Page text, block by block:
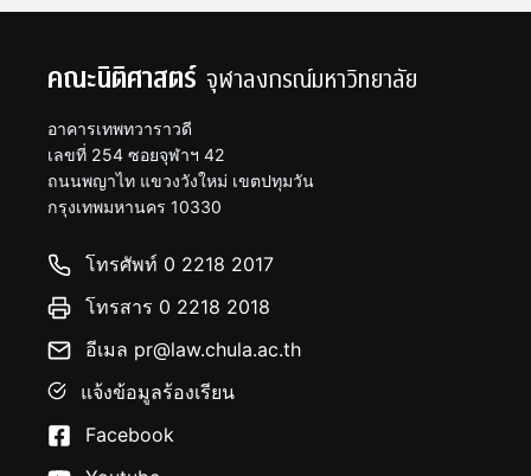
คณะนิติศาสตร์ จุฬาลงกรณ์มหาวิทยาลัย
อาคารเทพทวาราวดี
เลขที่ 254 ซอยจุฬาฯ 42
ถนนพญาไท แขวงวังใหม่ เขตปทุมวัน
กรุงเทพมหานคร 10330
โทรศัพท์ 0 2218 2017
โทรสาร 0 2218 2018
อีเมล pr@law.chula.ac.th
แจ้งข้อมูลร้องเรียน
Facebook